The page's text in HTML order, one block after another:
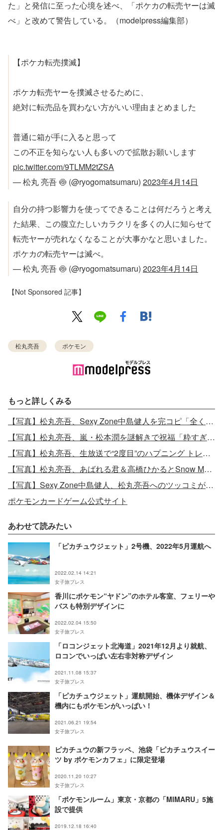
た」と発信に至った心境を述べ、「ポケカの転売ヤーは滅
べ」と改めて警告している。（modelpress編集部）
【ポケカ転売撲滅】
ポケカ転売ヤーを撲滅させるために、
絶対に転売品を買わない方がいい理由まとめました
普通に箱が手に入ると思って
この不正を知らない人も多いので拡散お願いします
pic.twitter.com/9TLMM2tZSA
— 松丸 亮吾 🍥 (@ryogomatsumaru) 2023年4月14日
自分の持つ影響力を使ってできることは何だろうと考え
た結果、この腹立たしいカラクリを多くの人に知らせて
転売ヤーが売れなくなることが大事かなと思いました。
ポケカの転売ヤーは滅べ。
— 松丸 亮吾 🍥 (@ryogomatsumaru) 2023年4月14日
【Not Sponsored 記事】
松丸亮吾 ポケモン
もっと詳しくみる
【写真】松丸亮吾、Sexy Zone中島健人を完コピ「全く勝てませんでしたお強すぎる…」
【写真】松丸亮吾、嵐・松本潤を謎解きで祝福「粋すぎる」「素敵」と反響
【写真】松丸亮吾、生放送で“2度目”のハプニング トレンド入りの反響＆理由にも注目集まる
【写真】松丸亮吾、あばれる君＆高橋ひかるとSnow Manライブ参戦 “ギャップ”感じたメンバー明かす
【写真】Sexy Zone中島健人、松丸亮吾へのツッコミが話題 本人も反応「全然意識してなかった」
ポケモンカードゲーム公式サイト
あわせて読みたい
「ピカチュウジェット」2号機、2022年5月運航へ
2022.02.14 14:21
女子旅プレス
香川にポケモン“ヤドン”のホテル客室、フェリーや
バスも特別デザインに
2022.02.04 15:50
女子旅プレス
「ロコンジェット北海道」2021年12月より就航、
ロコンでいっぱい左右非対称デザイン
2021.11.08 15:37
女子旅プレス
「ピカチュウジェット」運航開始、機体デザイン＆
機内にもポケモンがいっぱい！
2021.06.21 19:54
女子旅プレス
ピカチュウの新フラッペ、池袋「ピカチュウスイー
ツ by ポケモンカフェ」に限定登場
2020.11.20 10:27
女子旅プレス
「ポケモンルーム」東京・京都の「MIMARU」5施
設で提供
2019.12.18 16:40